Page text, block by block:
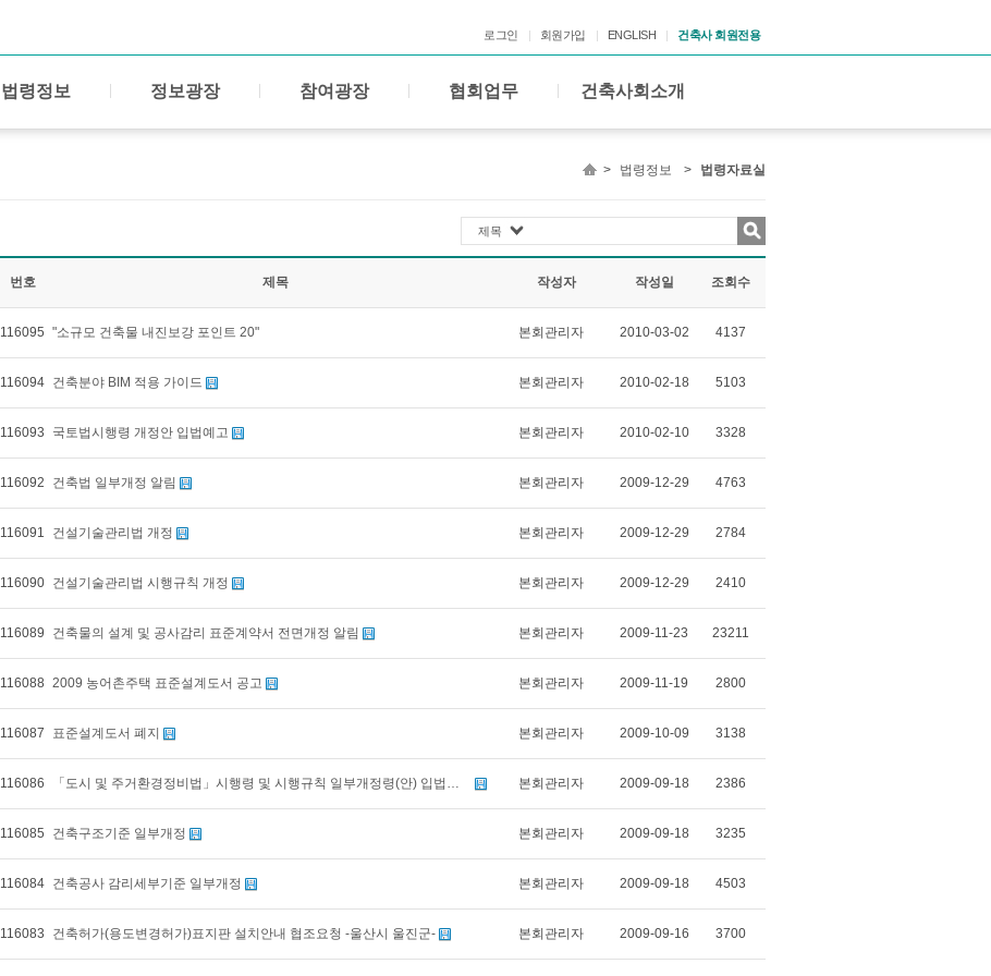
로그인 회원가입 ENGLISH 건축사 회원전용
법령정보 정보광장 참여광장 협회업무 건축사회소개
> 법령정보 > 법령자료실
제목
번호 제목 작성자 작성일 조회수
116095 "소규모 건축물 내진보강 포인트 20" 본회관리자 2010-03-02 4137
116094 건축분야 BIM 적용 가이드 본회관리자 2010-02-18 5103
116093 국토법시행령 개정안 입법예고 본회관리자 2010-02-10 3328
116092 건축법 일부개정 알림 본회관리자 2009-12-29 4763
116091 건설기술관리법 개정 본회관리자 2009-12-29 2784
116090 건설기술관리법 시행규칙 개정 본회관리자 2009-12-29 2410
116089 건축물의 설계 및 공사감리 표준계약서 전면개정 알림 본회관리자 2009-11-23 23211
116088 2009 농어촌주택 표준설계도서 공고 본회관리자 2009-11-19 2800
116087 표준설계도서 폐지 본회관리자 2009-10-09 3138
116086 「도시 및 주거환경정비법」시행령 및 시행규칙 일부개정령(안) 입법예고 본회관리자 2009-09-18 2386
116085 건축구조기준 일부개정 본회관리자 2009-09-18 3235
116084 건축공사 감리세부기준 일부개정 본회관리자 2009-09-18 4503
116083 건축허가(용도변경허가)표지판 설치안내 협조요청 -울산시 울진군- 본회관리자 2009-09-16 3700